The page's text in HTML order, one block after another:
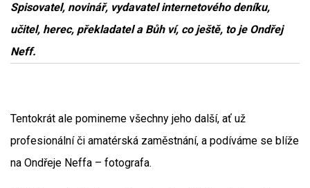
Spisovatel, novinář, vydavatel internetového deníku,
učitel, herec, překladatel a Bůh ví, co ještě, to je Ondřej
Neff.
Tentokrát ale pomineme všechny jeho další, ať už
profesionální či amatérská zaměstnání, a podíváme se blíže
na Ondřeje Neffa – fotografa.